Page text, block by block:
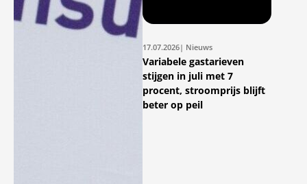
17.07.2026| Nieuws
Variabele gastarieven
stijgen in juli met 7
procent, stroomprijs blijft
beter op peil